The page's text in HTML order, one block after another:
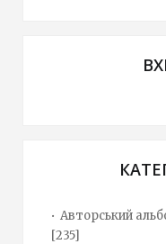
Авторський
[235]